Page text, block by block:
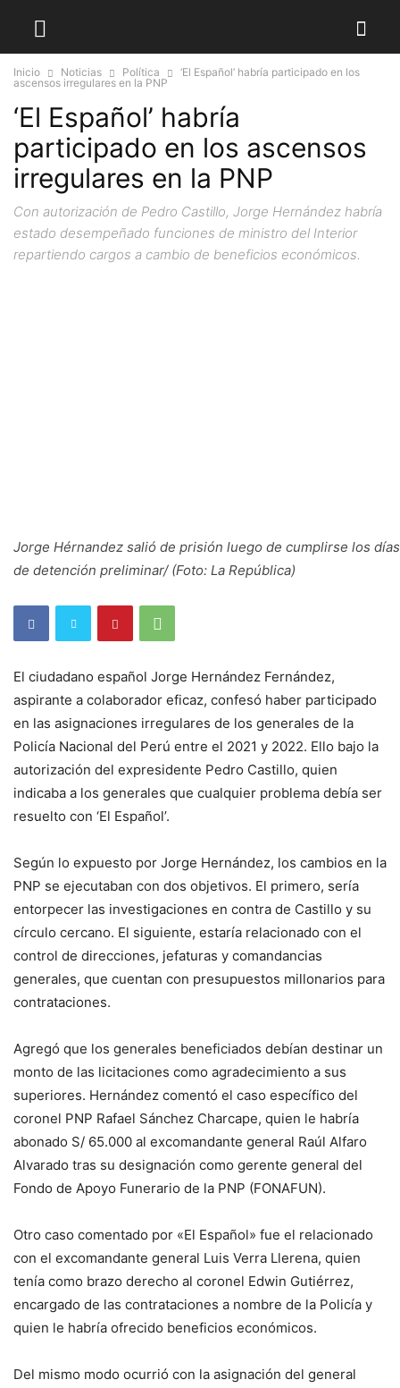
Inicio Noticias Política
‘El Español’ habría participado en los
ascensos irregulares en la PNP
‘El Español’ habría
participado en los ascensos
irregulares en la PNP
Con autorización de Pedro Castillo, Jorge Hernández habría
estado desempeñado funciones de ministro del Interior
repartiendo cargos a cambio de beneficios económicos.
Jorge Hérnandez salió de prisión luego de cumplirse los días
de detención preliminar/ (Foto: La República)
El ciudadano español Jorge Hernández Fernández,
aspirante a colaborador eficaz, confesó haber participado
en las asignaciones irregulares de los generales de la
Policía Nacional del Perú entre el 2021 y 2022. Ello bajo la
autorización del expresidente Pedro Castillo, quien
indicaba a los generales que cualquier problema debía ser
resuelto con ‘El Español’.
Según lo expuesto por Jorge Hernández, los cambios en la
PNP se ejecutaban con dos objetivos. El primero, sería
entorpecer las investigaciones en contra de Castillo y su
círculo cercano. El siguiente, estaría relacionado con el
control de direcciones, jefaturas y comandancias
generales, que cuentan con presupuestos millonarios para
contrataciones.
Agregó que los generales beneficiados debían destinar un
monto de las licitaciones como agradecimiento a sus
superiores. Hernández comentó el caso específico del
coronel PNP Rafael Sánchez Charcape, quien le habría
abonado S/ 65.000 al excomandante general Raúl Alfaro
Alvarado tras su designación como gerente general del
Fondo de Apoyo Funerario de la PNP (FONAFUN).
Otro caso comentado por «El Español» fue el relacionado
con el excomandante general Luis Verra Llerena, quien
tenía como brazo derecho al coronel Edwin Gutiérrez,
encargado de las contrataciones a nombre de la Policía y
quien le habría ofrecido beneficios económicos.
Del mismo modo ocurrió con la asignación del general